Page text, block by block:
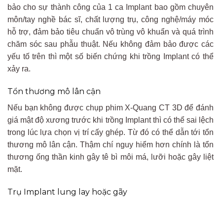
bảo cho sự thành công của 1 ca Implant bao gồm chuyên
môn/tay nghề bác sĩ, chất lượng trụ, công nghệ/máy móc
hỗ trợ, đảm bảo tiêu chuẩn vô trùng vô khuẩn và quá trình
chăm sóc sau phẫu thuật. Nếu không đảm bảo được các
yếu tố trên thì một số biến chứng khi trồng Implant có thể
xảy ra.
Tổn thương mô lân cận
Nếu bạn không được chụp phim X-Quang CT 3D để đánh
giá mật độ xương trước khi trồng Implant thì có thể sai lệch
trong lúc lựa chọn vị trí cấy ghép. Từ đó có thể dẫn tới tổn
thương mô lân cận. Thậm chí nguy hiểm hơn chính là tổn
thương ống thần kinh gây tê bì môi má, lưỡi hoặc gây liệt
mặt.
Trụ Implant lung lay hoặc gãy